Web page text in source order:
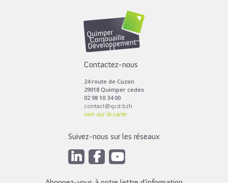
Toutes les actus de cette rubrique
Contactez-nous
24 route de Cuzon
29018 Quimper cedex
02 98 10 34 00
contact@qcd.bzh
voir sur la carte
Suivez-nous sur les réseaux